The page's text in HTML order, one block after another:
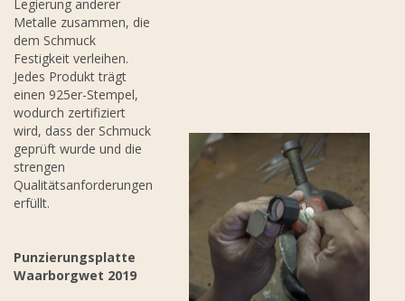
Legierung anderer
Metalle zusammen, die
dem Schmuck
Festigkeit verleihen.
Jedes Produkt trägt
einen 925er-Stempel,
wodurch zertifiziert
wird, dass der Schmuck
geprüft wurde und die
strengen
Qualitätsanforderungen
erfüllt.
Punzierungsplatte
Waarborgwet 2019